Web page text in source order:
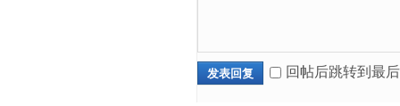
发表回复 回帖后跳转到最